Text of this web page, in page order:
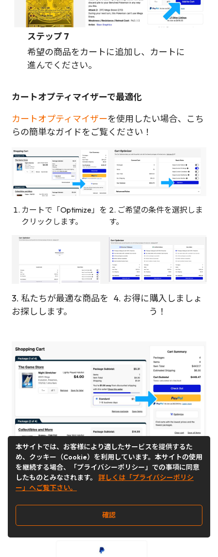
ステップ 7
希望の商品をカートに追加し、カートに
進んでください。
カートオプティマイザーで最適化
カートオプティマイザーを使用したい場合、こち
らの簡単なガイドをご覧ください！
カートで「Optimize」を
クリックします。
2. ご希望の条件を選択しま
す。
3. 私たちが最適な商品を
お探しします。
4. お得に購入しましょ
う！
ステップ 8
注文内容が正しいことを再確認し、
「PayPalで支払う」をクリックしてくだ
さい。
本サイトでは、お客様により適したサービスを提供するた
め、クッキー（Cookie）を利用しています。本サイトの使用
を継続する場合、「プライバシーポリシー」での事項に同意
したものとみなされます。 詳しくは「プライバシーポリシ
ー」へご覧下さい。
確認